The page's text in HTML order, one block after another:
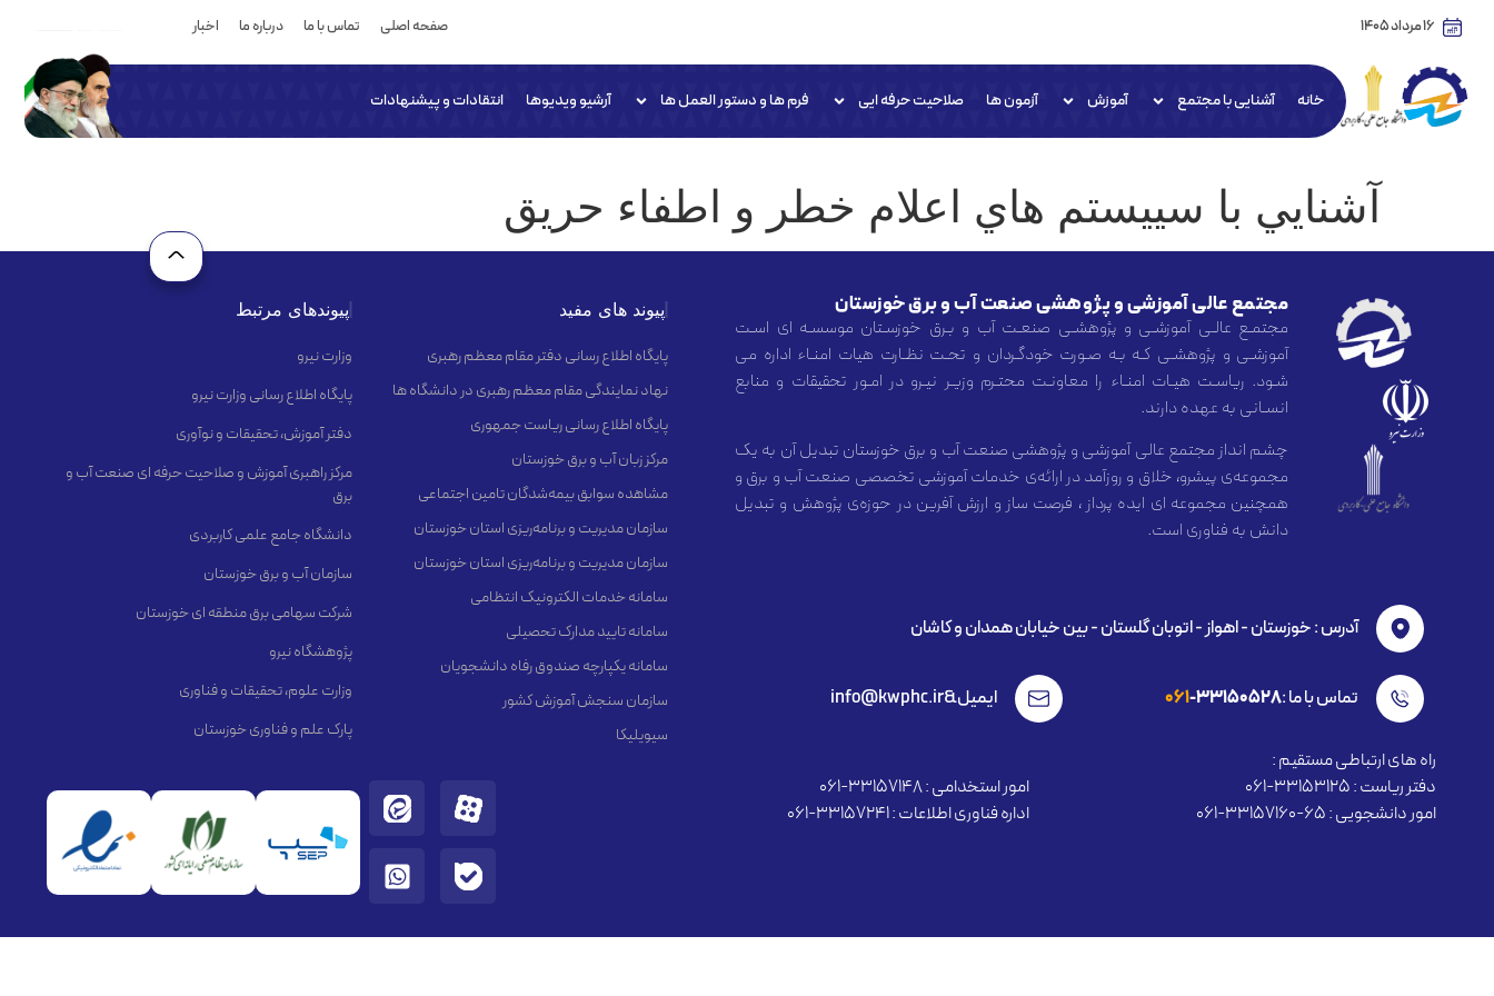
16 مرداد 1405 صفحه اصلی تماس با ما درباره ما اخبار
خانه آشنایی با مجتمع آموزش آزمون ها صلاحیت حرفه ایی فرم ها و دستور العمل ها آرشیو ویدیوها انتقادات و پیشنهادات
آشنايي با سييستم هاي اعلام خطر و اطفاء حريق
پیوند های مفید
پایگاه اطلاع رسانی دفتر مقام معظم رهبری
نهاد نمایندگی مقام معظم رهبری در دانشگاه ها
پایگاه اطلاع رسانی ریاست جمهوری
مرکز زبان آب و برق خوزستان
مشاهده سوابق بیمه‌شدگان تامین اجتماعی
سازمان مدیریت و برنامه‌ریزی استان خوزستان
سازمان مدیریت و برنامه‌ریزی استان خوزستان
سامانه خدمات الکترونیک انتظامی
سامانه تایید مدارک تحصیلی
سامانه یکپارچه صندوق رفاه دانشجویان
سازمان سنجش آموزش کشور
سیویلیکا
پیوندهای مرتبط
وزارت نیرو
پایگاه اطلاع رسانی وزارت نیرو
دفتر آموزش، تحقیقات و نوآوری
مرکز راهبری آموزش و صلاحیت حرفه ای صنعت آب و
برق
دانشگاه جامع علمی کاربردی
سازمان آب و برق خوزستان
شرکت سهامی برق منطقه ای خوزستان
پژوهشگاه نیرو
وزارت علوم، تحقیقات و فناوری
پارک علم و فناوری خوزستان
مجتمع عالی آموزشی و پژوهشی صنعت آب و برق خوزستان
مجتمـع عالـی آموزشـی و پژوهشـی صنعـت آب و بـرق خوزسـتان موسسـه ای اسـت
آموزشـی و پژوهشـی کـه بـه صـورت خودگـردان و تحـت نظـارت هیات امنـاء اداره می
شـود. ریاسـت هیـات امنـاء را معاونـت محتـرم وزیـر نیـرو در امـور تحقیقات و منابع
انسـانی به عهده دارند.
چشم انداز مجتمع عالی آموزشی و پژوهشی صنعت آب و برق خوزستان تبدیل آن به یک
مجموعه‌ی پیشرو، خلاق و روزآمد در ارائه‌ی خدمات آموزشی تخصصی صنعت آب و برق و
همچنین مجموعه ای ایده پرداز ، فرصت ساز و ارزش آفرین در حوزه‌ی پژوهش و تبدیل
دانش به فناوری است.
آدرس : خوزستان - اهواز - اتوبان گلستان - بين خیابان همدان و کاشان
تماس با ما : 061-33150528 ایمیل&info@kwphc.ir
راه های ارتباطی مستقیم :
دفتر ریاست : 33153125-061
امور استخدامی : 33157148-061
امور دانشجویی : 65-33157160-061
اداره فناوری اطلاعات : 33157241-061